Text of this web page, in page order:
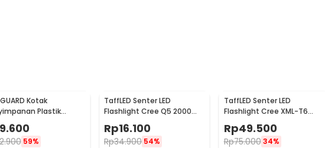
300Lumens - NPL10
Kotak
Plastik
LED Box
- FN10
9.600
59%
TaffLED Senter LED
Flashlight Cree Q5 2000
Lumens Aluminium Steel -
LFU01
Rp16.100
Rp34.900 54%
TaffLED Senter LED
Flashlight Cree XML-T6
Rp49.500
Rp75.000 34%